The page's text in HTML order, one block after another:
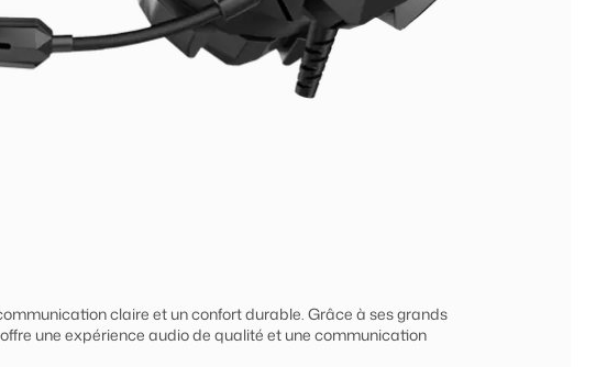
claire et un confort durable. Grâce à ses grands
une expérience audio de qualité et une communication